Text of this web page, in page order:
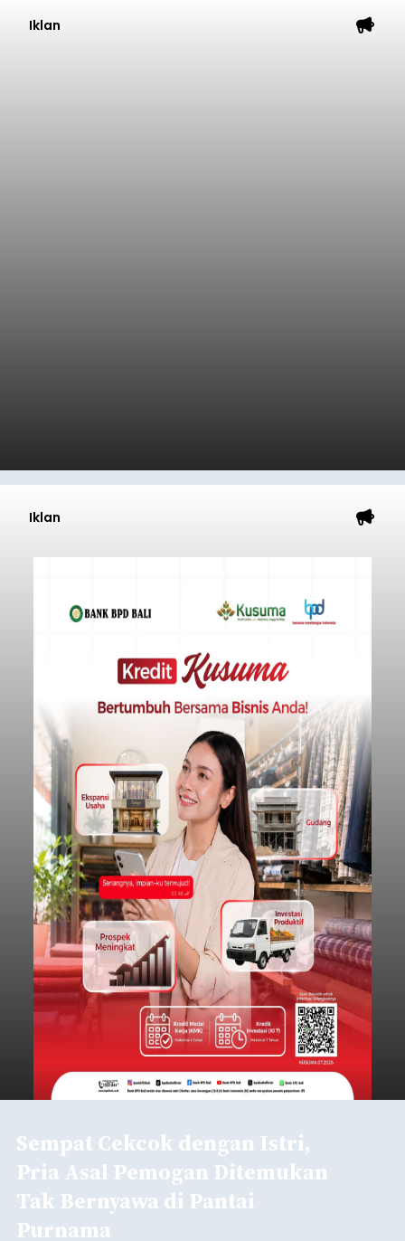
Iklan
Iklan
Sempat Cekcok dengan Istri,
Pria Asal Pemogan Ditemukan
Tak Bernyawa di Pantai
Purnama